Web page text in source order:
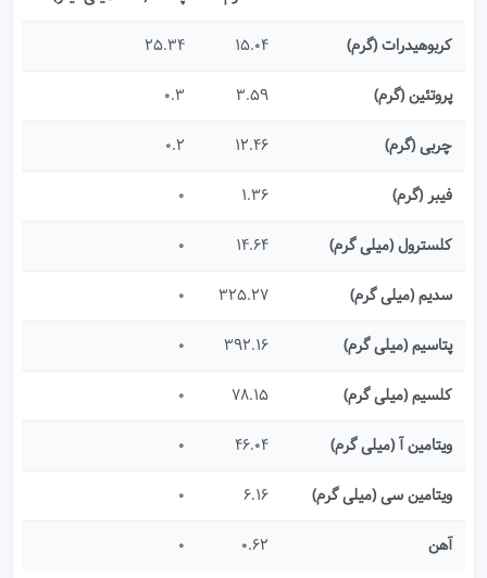
کربوهیدرات (گرم)
15.04
25.34
پروتئین (گرم)
3.59
0.3
چربی (گرم)
12.46
0.2
فیبر (گرم)
1.36
0
کلسترول (میلی گرم)
14.64
0
سدیم (میلی گرم)
325.27
0
پتاسیم (میلی گرم)
392.16
0
کلسیم (میلی گرم)
78.15
0
ویتامین آ (میلی گرم)
46.04
0
ویتامین سی (میلی گرم)
6.16
0
آهن
0.62
0